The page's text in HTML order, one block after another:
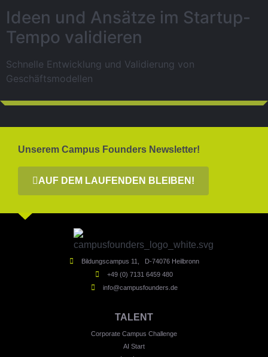
Ideen und Ansätze im Startup-
Tempo validieren
Schnelle Entwicklung und Validierung von
Geschäftsmodellen
Unserem Campus Founders Newsletter!
AUF DEM LAUFENDEN BLEIBEN!
Bildungscampus 11, D-74076 Heilbronn
+49 (0) 7131 6459 480
info@campusfounders.de
TALENT
Corporate Campus Challenge
AI Start